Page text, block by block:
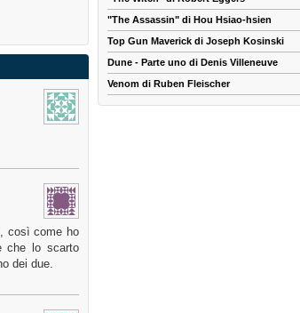
così come ho
che lo scarto
dei due.
"The Assassin" di Hou Hsiao-hsien
Top Gun Maverick di Joseph Kosinski
Dune - Parte uno di Denis Villeneuve
Venom di Ruben Fleischer